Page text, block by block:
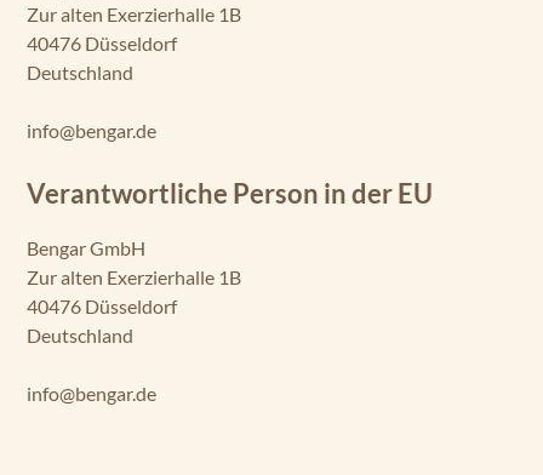
Zur alten Exerzierhalle 1B
40476 Düsseldorf
Deutschland
info@bengar.de
Verantwortliche Person in der EU
Bengar GmbH
Zur alten Exerzierhalle 1B
40476 Düsseldorf
Deutschland
info@bengar.de